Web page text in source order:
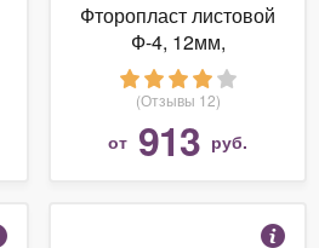
Фторопласт листовой
Ф-4, 12мм,
300х300мм, 2,5кг, ТУ
6-05-810-88, ПКФ мито
(Отзывы 12)
от 913 руб.